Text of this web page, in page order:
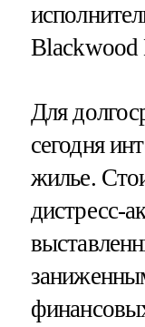
Blackwood
Для
сегодня
жилье.
дистресс-